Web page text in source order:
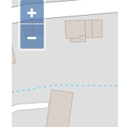
+
−